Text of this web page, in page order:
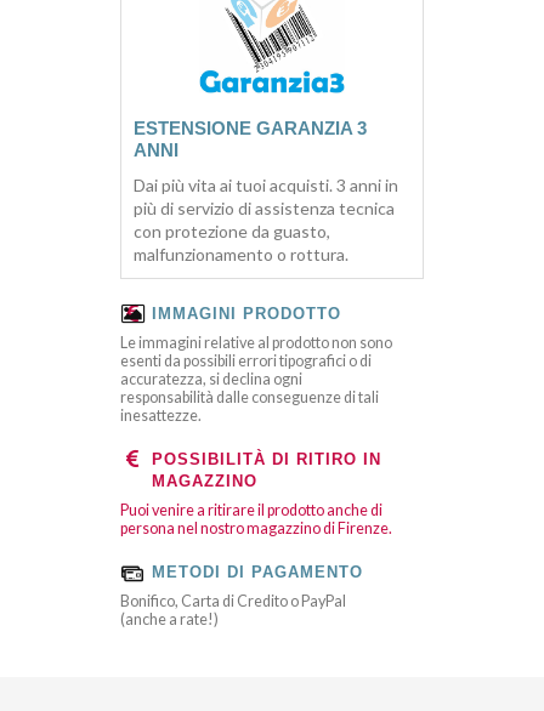
ESTENSIONE GARANZIA 3
ANNI
Dai più vita ai tuoi acquisti. 3 anni in
più di servizio di assistenza tecnica
con protezione da guasto,
malfunzionamento o rottura.
IMMAGINI PRODOTTO
Le immagini relative al prodotto non sono
esenti da possibili errori tipografici o di
accuratezza, si declina ogni
responsabilità dalle conseguenze di tali
inesattezze.
POSSIBILITÀ DI RITIRO IN
MAGAZZINO
Puoi venire a ritirare il prodotto anche di
persona nel nostro magazzino di Firenze.
METODI DI PAGAMENTO
Bonifico, Carta di Credito o PayPal
(anche a rate!)